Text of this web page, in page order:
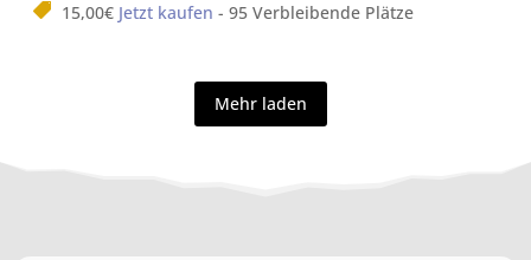
15,00€ Jetzt kaufen - 95 Verbleibende Plätze
Mehr laden